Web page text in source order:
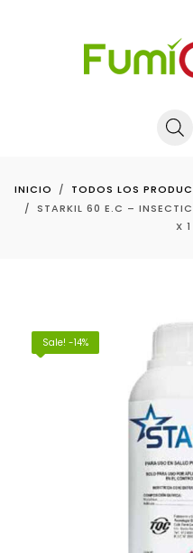
INICIO TODOS LOS
STARKIL 60 E.C –
X
Sale! -14%